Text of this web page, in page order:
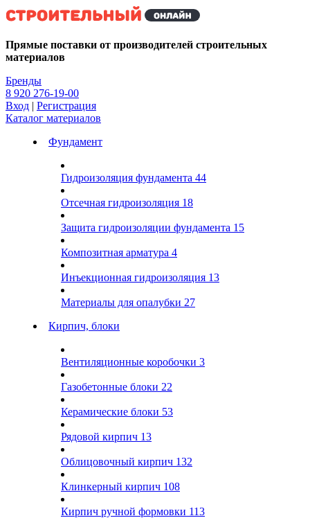
Kg
Прямые поставки от производителей строительных
материалов
Бренды
8 920 276-19-00
Вход | Регистрация
Каталог материалов
Фундамент
Гидроизоляция фундамента 44
Отсечная гидроизоляция 18
Защита гидроизоляции фундамента 15
Композитная арматура 4
Инъекционная гидроизоляция 13
Материалы для опалубки 27
Кирпич, блоки
Вентиляционные коробочки 3
Газобетонные блоки 22
Керамические блоки 53
Рядовой кирпич 13
Облицовочный кирпич 132
Клинкерный кирпич 108
Кирпич ручной формовки 113